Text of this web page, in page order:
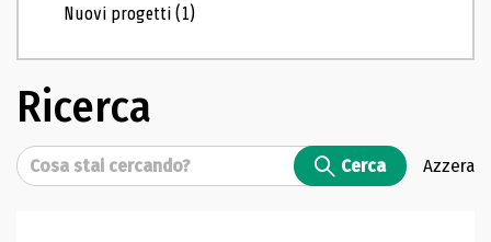
Nuovi progetti(1)
Ricerca
Cerca Cerca Azzera